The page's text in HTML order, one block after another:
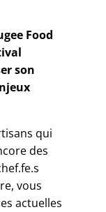
Food
son
qui
des
vous
actuelles